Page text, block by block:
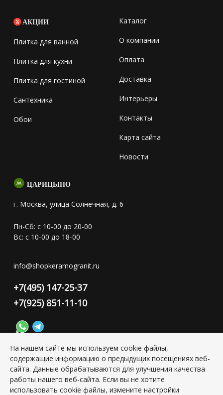
АКЦИИ
Плитка для ванной
Плитка для кухни
Плитка для гостиной
Сантехника
Обои
Каталог
О компании
Оплата
Доставка
Интерьеры
Контакты
Карта сайта
Новости
ЦАРИЦЫНО
г. Москва, улица Солнечная, д. 6
Пн-Сб: с 10-00 до 20-00
Вс: с 10-00 до 18-00
info@shopkeramogranit.ru
+7(495) 147-25-37
+7(925) 851-11-10
Конфиденциальность персональной информации
Copyright © 2026 ИП Григорьян Юлия Сергеевна, ИНН:
На нашем сайте мы используем cookie файлы,
содержащие информацию о предыдущих посещениях веб-
сайта. Данные обрабатываются для улучшения качества
работы нашего веб-сайта. Если вы не хотите
использовать cookie файлы, измените настройки